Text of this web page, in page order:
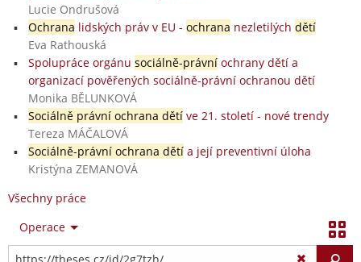
Lucie Ondrušová
Ochrana lidských práv v EU - ochrana nezletilých dětí
Eva Rathouská
Spolupráce orgánu sociálně-právníochrany dětí a
organizací pověřených sociálně-právní ochranou dětí
Monika BĚLUNKOVÁ
Sociálně právní ochrana dětíve 21. století - nové trendy
Tereza MÁČALOVÁ
Sociálně-právní ochrana dětía její preventivní úloha
Kristýna ZEMANOVÁ
Všechny práce
Operace